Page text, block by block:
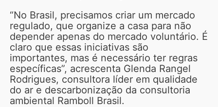
“No Brasil, precisamos criar um mercado
regulado, que organize a casa para não
depender apenas do mercado voluntário. É
claro que essas iniciativas são
importantes, mas é necessário ter regras
específicas”, acrescenta Glenda Rangel
Rodrigues, consultora líder em qualidade
do ar e descarbonização da consultoria
ambiental Ramboll Brasil.